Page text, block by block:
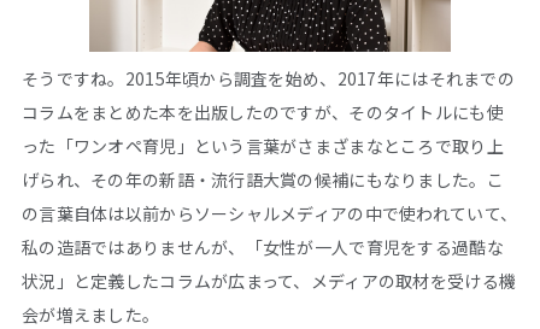
そうですね。2015年頃から調査を始め、2017年にはそれまでの
コラムをまとめた本を出版したのですが、そのタイトルにも使
った「ワンオペ育児」という言葉がさまざまなところで取り上
げられ、その年の新語・流行語大賞の候補にもなりました。こ
の言葉自体は以前からソーシャルメディアの中で使われていて、
私の造語ではありませんが、「女性が一人で育児をする過酷な
状況」と定義したコラムが広まって、メディアの取材を受ける機
会が増えました。